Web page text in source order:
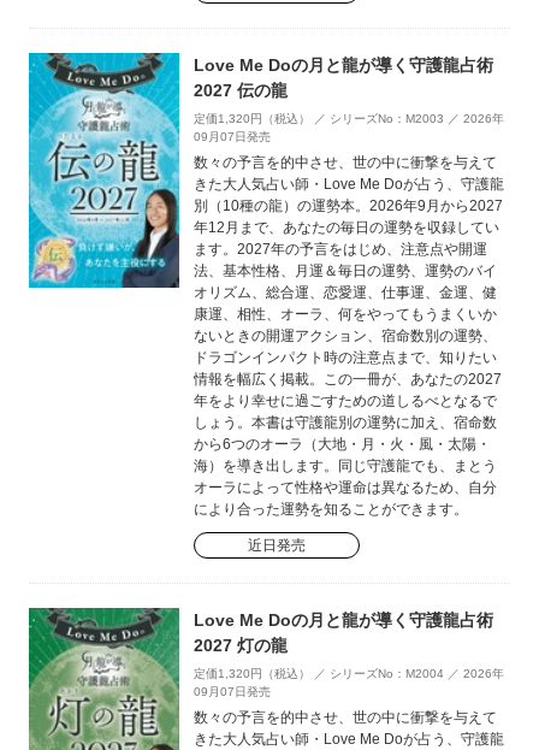
Love Me Doの月と龍が導く守護龍占術
2027 伝の龍
定価1,320円（税込） ／ シリーズNo：M2003 ／ 2026年
09月07日発売
数々の予言を的中させ、世の中に衝撃を与えて
きた大人気占い師・Love Me Doが占う、守護龍
別（10種の龍）の運勢本。2026年9月から2027
年12月まで、あなたの毎日の運勢を収録してい
ます。2027年の予言をはじめ、注意点や開運
法、基本性格、月運＆毎日の運勢、運勢のバイ
オリズム、総合運、恋愛運、仕事運、金運、健
康運、相性、オーラ、何をやってもうまくいか
ないときの開運アクション、宿命数別の運勢、
ドラゴンインパクト時の注意点まで、知りたい
情報を幅広く掲載。この一冊が、あなたの2027
年をより幸せに過ごすための道しるべとなるで
しょう。本書は守護龍別の運勢に加え、宿命数
から6つのオーラ（大地・月・火・風・太陽・
海）を導き出します。同じ守護龍でも、まとう
オーラによって性格や運命は異なるため、自分
により合った運勢を知ることができます。
近日発売
Love Me Doの月と龍が導く守護龍占術
2027 灯の龍
定価1,320円（税込） ／ シリーズNo：M2004 ／ 2026年
09月07日発売
数々の予言を的中させ、世の中に衝撃を与えて
きた大人気占い師・Love Me Doが占う、守護龍